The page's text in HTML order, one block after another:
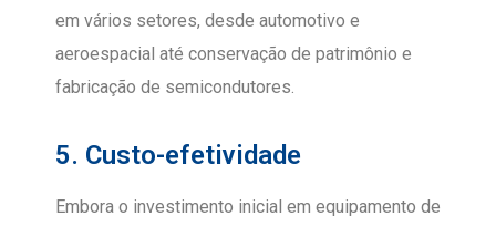
em vários setores, desde automotivo e
aeroespacial até conservação de patrimônio e
fabricação de semicondutores.
5. Custo-efetividade
Embora o investimento inicial em equipamento de